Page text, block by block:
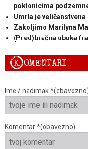
poklonicima
Umrla je
Zakoljimo Marilyna
(Pred)bračna obuka
KOMENTARI
Ime / nadimak *(obavezno)
Komentar *(obavezno)